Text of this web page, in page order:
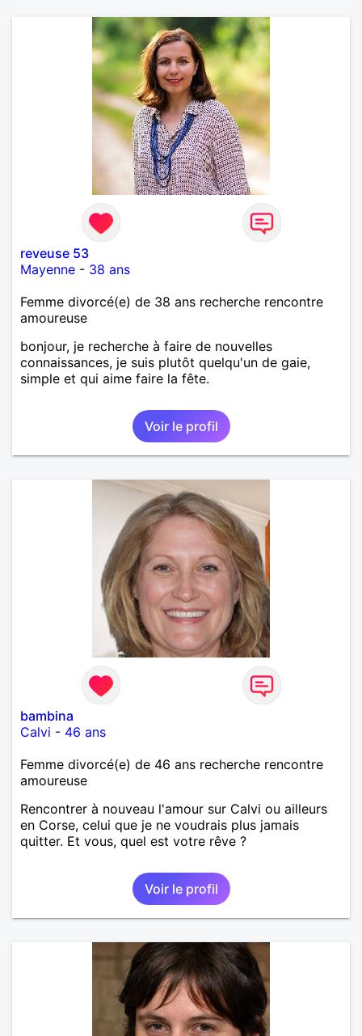
reveuse 53
Mayenne - 38 ans
Femme divorcé(e) de 38 ans recherche rencontre
amoureuse
bonjour, je recherche à faire de nouvelles
connaissances, je suis plutôt quelqu'un de gaie,
simple et qui aime faire la fête.
Voir le profil
bambina
Calvi - 46 ans
Femme divorcé(e) de 46 ans recherche rencontre
amoureuse
Rencontrer à nouveau l'amour sur Calvi ou ailleurs
en Corse, celui que je ne voudrais plus jamais
quitter. Et vous, quel est votre rêve ?
Voir le profil